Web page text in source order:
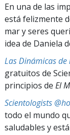
En una de las
está felizmente
mar y seres
idea de Daniela
Las Dinámicas de
gratuitos de
principios de El
Scientologists
todo el mundo
saludables y